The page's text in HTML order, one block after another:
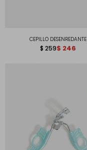
CEPILLO DESENREDANTE
$ 259$ 246